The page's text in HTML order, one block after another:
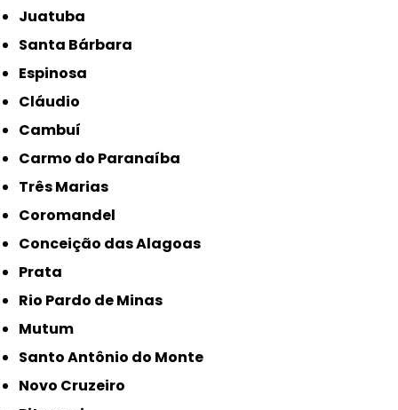
Juatuba
Santa Bárbara
Espinosa
Cláudio
Cambuí
Carmo do Paranaíba
Três Marias
Coromandel
Conceição das Alagoas
Prata
Rio Pardo de Minas
Mutum
Santo Antônio do Monte
Novo Cruzeiro